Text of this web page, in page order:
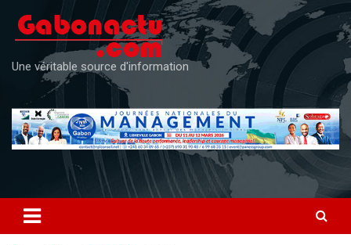
content
Une véritable source d'information